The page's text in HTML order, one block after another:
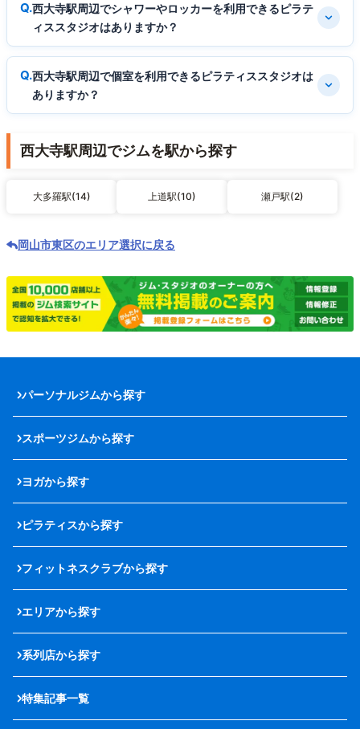
西大寺駅周辺でシャワーやロッカーを利用できるピラテ
ィススタジオはありますか？
西大寺駅周辺で個室を利用できるピラティススタジオは
ありますか？
西大寺駅周辺でジムを駅から探す
大多羅駅(14) 上道駅(10) 瀬戸駅(2)
岡山市東区のエリア選択に戻る
パーソナルジムから探す
スポーツジムから探す
ヨガから探す
ピラティスから探す
フィットネスクラブから探す
エリアから探す
系列店から探す
特集記事一覧